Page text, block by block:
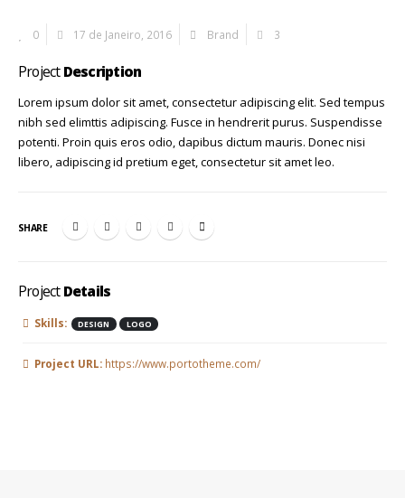
0 17 de Janeiro, 2016 Brand 3
ProjectDescription
Lorem ipsum dolor sit amet, consectetur adipiscing elit. Sed tempus
nibh sed elimttis adipiscing. Fusce in hendrerit purus. Suspendisse
potenti. Proin quis eros odio, dapibus dictum mauris. Donec nisi
libero, adipiscing id pretium eget, consectetur sit amet leo.
SHARE
ProjectDetails
Skills: DESIGN LOGO
Project URL: https://www.portotheme.com/